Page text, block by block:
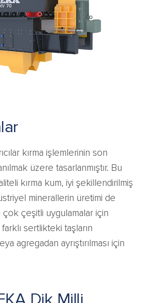
kırma işlemlerinin son
üzere tasarlanmıştır. Bu
kırma kum, iyi şekillendirilmiş
minerallerin üretimi de
çeşitli uygulamalar için
farklı sertlikteki taşların
agregadan ayrıştırılması için